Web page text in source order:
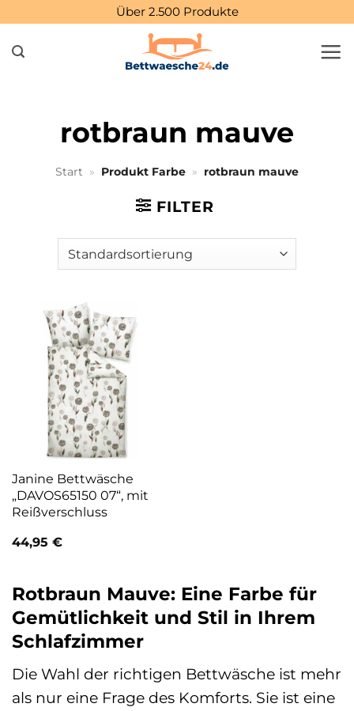
springen
Über 2.500 Produkte
rotbraun mauve
Start » Produkt Farbe » rotbraun mauve
FILTER
Janine Bettwäsche
„DAVOS65150 07“, mit
Reißverschluss
44,95 €
Rotbraun Mauve: Eine Farbe für
Gemütlichkeit und Stil in Ihrem
Schlafzimmer
Die Wahl der richtigen Bettwäsche ist mehr
als nur eine Frage des Komforts. Sie ist eine